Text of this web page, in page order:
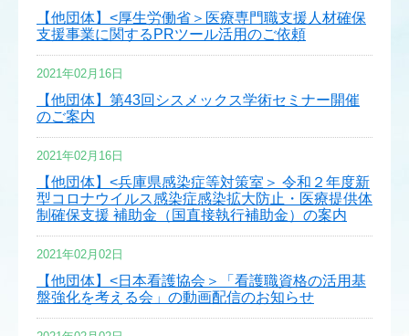
【他団体】<厚生労働省＞医療専門職支援人材確保
支援事業に関するPRツール活用のご依頼
2021年02月16日
【他団体】第43回シスメックス学術セミナー開催
のご案内
2021年02月16日
【他団体】<兵庫県感染症等対策室＞ 令和２年度新
型コロナウイルス感染症感染拡大防止・医療提供体
制確保支援 補助金（国直接執行補助金）の案内
2021年02月02日
【他団体】<日本看護協会＞「看護職資格の活用基
盤強化を考える会」の動画配信のお知らせ